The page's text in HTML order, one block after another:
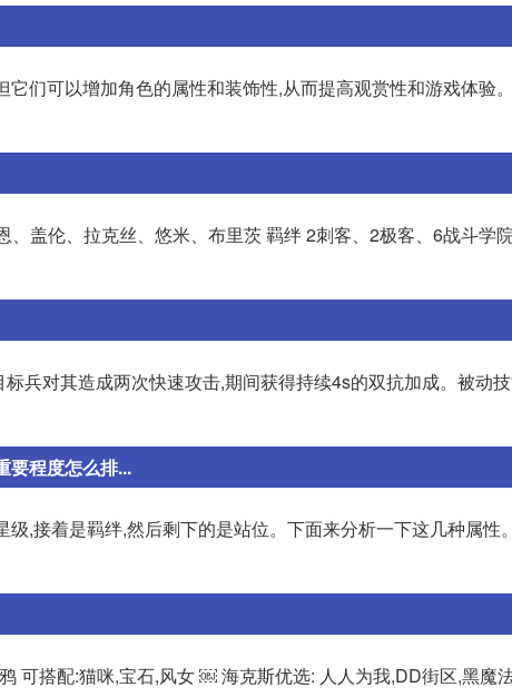
们可以增加角色的属性和装饰性,从而提高观赏性和游戏体验
盖伦、拉克丝、悠米、布里茨 羁绊 2刺客、2极客、6战斗学
兵对其造成两次快速攻击,期间获得持续4s的双抗加成。被动
要程度怎么排...
,接着是羁绊,然后剩下的是站位。下面来分析一下这几种属性
可搭配:猫咪,宝石,风女 ￼ 海克斯优选: 人人为我,DD街区,黑魔